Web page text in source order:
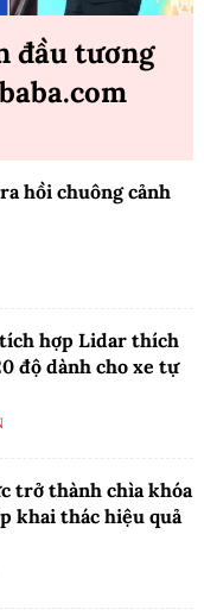
đầu tương
hồi chuông cảnh
hợp Lidar thích
độ dành cho xe tự
trở thành chìa khóa
khai thác hiệu quả